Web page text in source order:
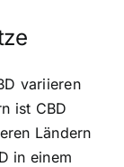
variieren
ist CBD
Ländern
in einem